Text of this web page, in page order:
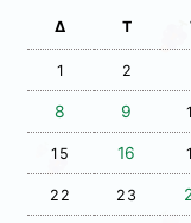
Δ Τ
1 2
8 9
15 16
22 23